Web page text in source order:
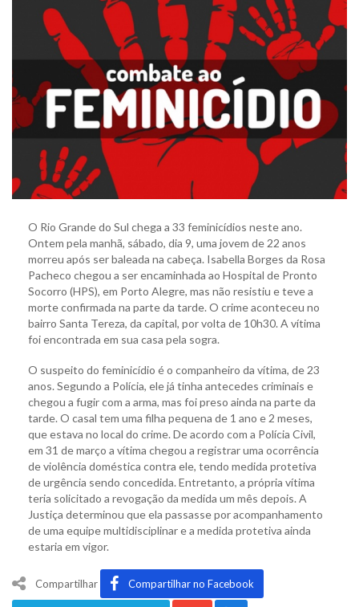
O Rio Grande do Sul chega a 33 feminicídios neste ano.
Ontem pela manhã, sábado, dia 9, uma jovem de 22 anos
morreu após ser baleada na cabeça. Isabella Borges da Rosa
Pacheco chegou a ser encaminhada ao Hospital de Pronto
Socorro (HPS), em Porto Alegre, mas não resistiu e teve a
morte confirmada na parte da tarde. O crime aconteceu no
bairro Santa Tereza, da capital, por volta de 10h30. A vítima
foi encontrada em sua casa pela sogra.
O suspeito do feminicídio é o companheiro da vítima, de 23
anos. Segundo a Polícia, ele já tinha antecedes criminais e
chegou a fugir com a arma, mas foi preso ainda na parte da
tarde. O casal tem uma filha pequena de 1 ano e 2 meses,
que estava no local do crime. De acordo com a Polícia Civil,
em 31 de março a vítima chegou a registrar uma ocorrência
de violência doméstica contra ele, tendo medida protetiva
de urgência sendo concedida. Entretanto, a própria vítima
teria solicitado a revogação da medida um mês depois. A
Justiça determinou que ela passasse por acompanhamento
de uma equipe multidisciplinar e a medida protetiva ainda
estaria em vigor.
Compartilhar Compartilhar no Facebook